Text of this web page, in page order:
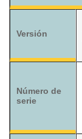
Versión
Número de
serie